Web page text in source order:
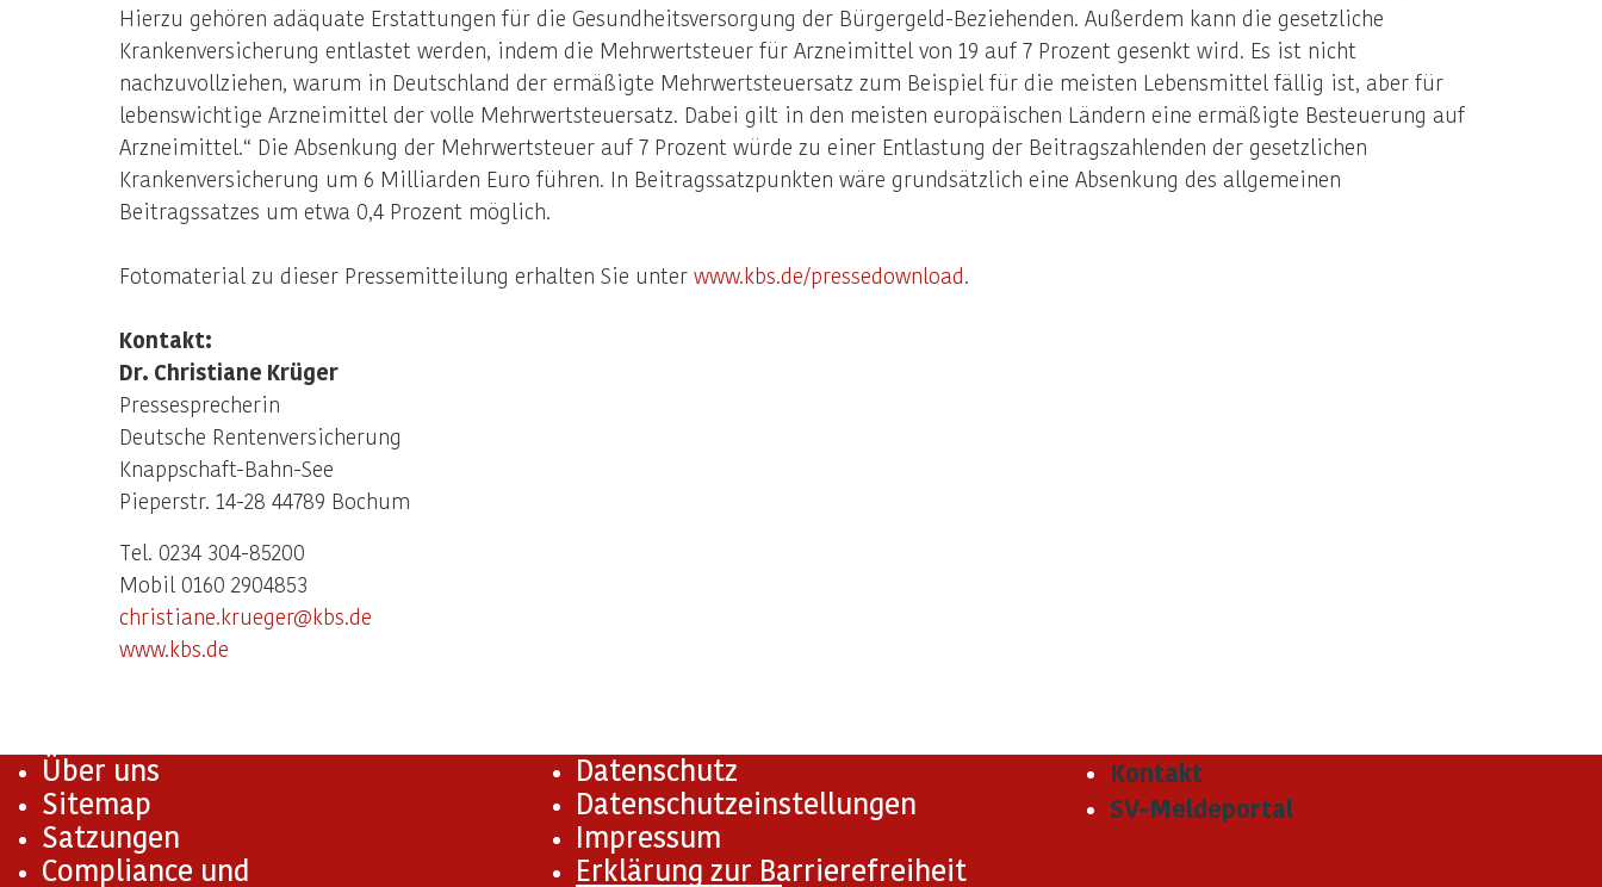
Hierzu gehören adäquate Erstattungen für die Gesundheitsversorgung der Bürgergeld-Beziehenden. Außerdem kann die gesetzliche
Krankenversicherung entlastet werden, indem die Mehrwertsteuer für Arzneimittel von 19 auf 7 Prozent gesenkt wird. Es ist nicht
nachzuvollziehen, warum in Deutschland der ermäßigte Mehrwertsteuersatz zum Beispiel für die meisten Lebensmittel fällig ist, aber für
lebenswichtige Arzneimittel der volle Mehrwertsteuersatz. Dabei gilt in den meisten europäischen Ländern eine ermäßigte Besteuerung auf
Arzneimittel.“ Die Absenkung der Mehrwertsteuer auf 7 Prozent würde zu einer Entlastung der Beitragszahlenden der gesetzlichen
Krankenversicherung um 6 Milliarden Euro führen. In Beitragssatzpunkten wäre grundsätzlich eine Absenkung des allgemeinen
Beitragssatzes um etwa 0,4 Prozent möglich.
Fotomaterial zu dieser Pressemitteilung erhalten Sie unter www.kbs.de/pressedownload
Kontakt:
Dr. Christiane Krüger
Pressesprecherin
Deutsche Rentenversicherung
Knappschaft-Bahn-See
Pieperstr. 14-28 44789 Bochum
Tel. 0234 304-85200
Mobil 0160 2904853
christiane.krueger@kbs.de
www.kbs.de
Über uns
Sitemap
Satzungen
Compliance und
Datenschutz
Datenschutzeinstellungen
Impressum
Erklärung zur Barrierefreiheit
Kontakt
SV-Meldeportal